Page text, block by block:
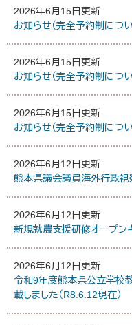
2026年6月15日更新
お知らせ（完全予約制につい
2026年6月15日更新
お知らせ（完全予約制につ
2026年6月15日更新
お知らせ（完全予約制につい
2026年6月12日更新
熊本県議会議員海外行政視
2026年6月12日更新
新規就農支援研修オープン
2026年6月12日更新
令和9年度熊本県公立学校
載しました（R8.6.12現在）